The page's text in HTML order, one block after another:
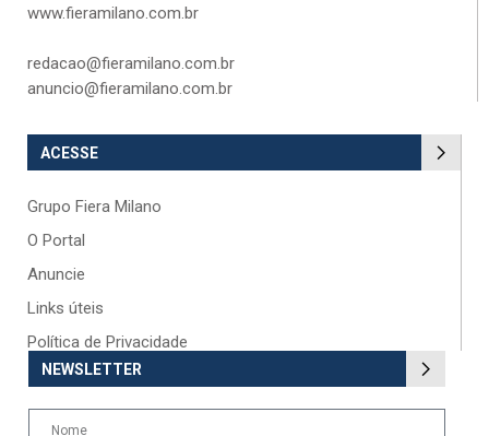
www.fieramilano.com.br
redacao@fieramilano.com.br
anuncio@fieramilano.com.br
ACESSE
Grupo Fiera Milano
O Portal
Anuncie
Links úteis
Política de Privacidade
NEWSLETTER